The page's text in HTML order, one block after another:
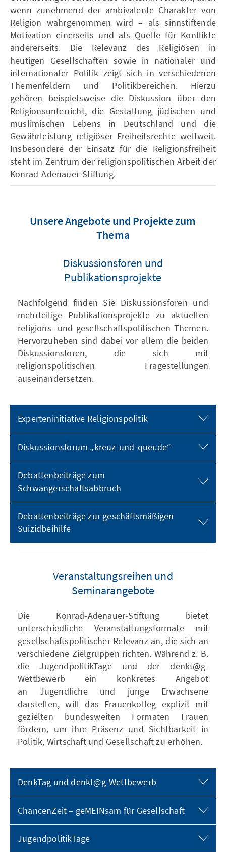
wenn zunehmend der ambivalente Charakter von
Religion wahrgenommen wird – als sinnstiftende
Motivation einerseits und als Quelle für Konflikte
andererseits. Die Relevanz des Religiösen in
heutigen Gesellschaften sowie in nationaler und
internationaler Politik zeigt sich in verschiedenen
Themenfeldern und Politikbereichen. Hierzu
gehören beispielsweise die Diskussion über den
Religionsunterricht, die Gestaltung jüdischen und
muslimischen Lebens in Deutschland und die
Gewährleistung religiöser Freiheitsrechte weltweit.
Insbesondere der Einsatz für die Religionsfreiheit
steht im Zentrum der religionspolitischen Arbeit der
Konrad-Adenauer-Stiftung.
Unsere Angebote und Projekte zum
Thema
Diskussionsforen und
Publikationsprojekte
Nachfolgend finden Sie Diskussionsforen und
mehrteilige Publikationsprojekte zu aktuellen
religions- und gesellschaftspolitischen Themen.
Hervorzuheben sind dabei vor allem die beiden
Diskussionsforen, die sich mit
religionspolitischen Fragestellungen
auseinandersetzen.
Experteninitiative Religionspolitik
Diskussionsforum „kreuz-und-quer.de“
Debattenbeiträge zum
Schwangerschaftsabbruch
Debattenbeiträge zur geschäftsmäßigen
Suizidbeihilfe
Veranstaltungsreihen und
Seminarangebote
Die Konrad-Adenauer-Stiftung bietet
unterschiedliche Veranstaltungsformate mit
gesellschaftspolitischer Relevanz an, die sich an
verschiedene Zielgruppen richten. Während z. B.
die JugendpolitikTage und der denkt@g-
Wettbewerb ein konkretes Angebot
an Jugendliche und junge Erwachsene
darstellen, will das Frauenkolleg explizit mit
gezielten bundesweiten Formaten Frauen
fördern, um ihre Präsenz und Sichtbarkeit in
Politik, Wirtschaft und Gesellschaft zu erhöhen.
DenkTag und denkt@g-Wettbewerb
ChancenZeit – geMEINsam für Gesellschaft
JugendpolitikTage